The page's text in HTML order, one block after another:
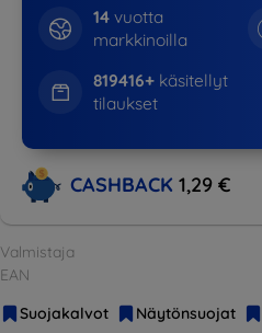
14vuotta
markkinoilla
819416+käsitellyt
tilaukset
CASHBACK 1,29 €
Valmistaja
EAN
Suojakalvot
Näytönsuojat